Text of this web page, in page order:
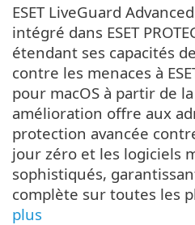
ESET LiveGuard
intégré dans ESET
étendant ses capacités
contre les menaces à
pour macOS à partir de
amélioration offre aux
protection avancée
jour zéro et les logiciels
sophistiqués,
complète sur toutes les
plus